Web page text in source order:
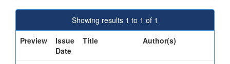
Showing results 1 to 1 of 1
Preview
Issue
Date
Title Author(s)